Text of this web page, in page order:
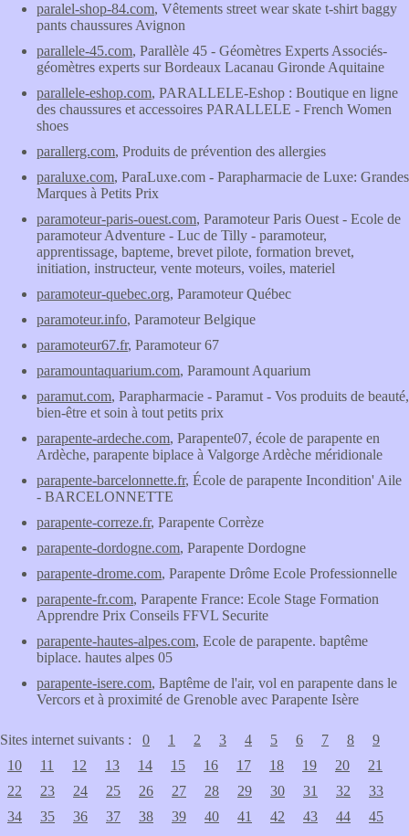
paralel-shop-84.com, Vêtements street wear skate t-shirt baggy
pants chaussures Avignon
parallele-45.com, Parallèle 45 - Géomètres Experts Associés-
géomètres experts sur Bordeaux Lacanau Gironde Aquitaine
parallele-eshop.com, PARALLELE-Eshop : Boutique en ligne
des chaussures et accessoires PARALLELE - French Women
shoes
parallerg.com, Produits de prévention des allergies
paraluxe.com, ParaLuxe.com - Parapharmacie de Luxe: Grandes
Marques à Petits Prix
paramoteur-paris-ouest.com, Paramoteur Paris Ouest - Ecole de
paramoteur Adventure - Luc de Tilly - paramoteur,
apprentissage, bapteme, brevet pilote, formation brevet,
initiation, instructeur, vente moteurs, voiles, materiel
paramoteur-quebec.org, Paramoteur Québec
paramoteur.info, Paramoteur Belgique
paramoteur67.fr, Paramoteur 67
paramountaquarium.com, Paramount Aquarium
paramut.com, Parapharmacie - Paramut - Vos produits de beauté,
bien-être et soin à tout petits prix
parapente-ardeche.com, Parapente07, école de parapente en
Ardèche, parapente biplace à Valgorge Ardèche méridionale
parapente-barcelonnette.fr, École de parapente Incondition' Aile
- BARCELONNETTE
parapente-correze.fr, Parapente Corrèze
parapente-dordogne.com, Parapente Dordogne
parapente-drome.com, Parapente Drôme Ecole Professionnelle
parapente-fr.com, Parapente France: Ecole Stage Formation
Apprendre Prix Conseils FFVL Securite
parapente-hautes-alpes.com, Ecole de parapente. baptême
biplace. hautes alpes 05
parapente-isere.com, Baptême de l'air, vol en parapente dans le
Vercors et à proximité de Grenoble avec Parapente Isère
Sites internet suivants : 0 1 2 3 4 5 6 7 8
9
10
11 12 13 14 15 16 17 18 19 20
21
22
23 24 25 26 27 28 29 30 31 32
33
34
35 36 37 38 39 40 41 42 43 44
45